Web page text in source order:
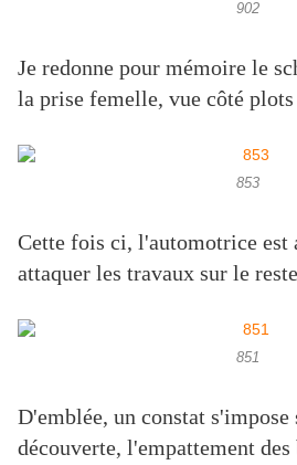
902
Je redonne pour mémoire le
la prise femelle, vue côté plots
853
Cette fois ci, l'automotrice est
attaquer les travaux sur le
851
D'emblée, un constat
découverte, l'empattement des